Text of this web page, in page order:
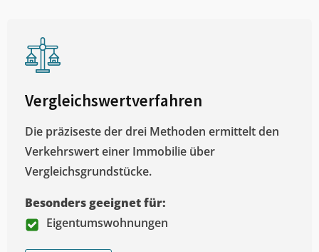
Vergleichswertverfahren
Die präziseste der drei Methoden ermittelt den
Verkehrswert einer Immobilie über
Vergleichsgrundstücke.
Besonders geeignet für:
Eigentumswohnungen